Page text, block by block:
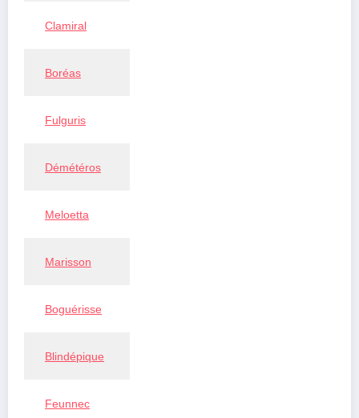
Clamiral
Boréas
Fulguris
Démétéros
Meloetta
Marisson
Boguérisse
Blindépique
Feunnec